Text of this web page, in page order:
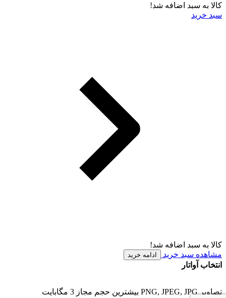
کالا به سبد اضافه شد!
سبد خرید
کالا به سبد اضافه شد!
مشاهده سبد خرید
ادامه خرید
انتخاب آواتار
تصاویر PNG, JPEG, JPG بیشترین حجم مجاز 3 مگابایت